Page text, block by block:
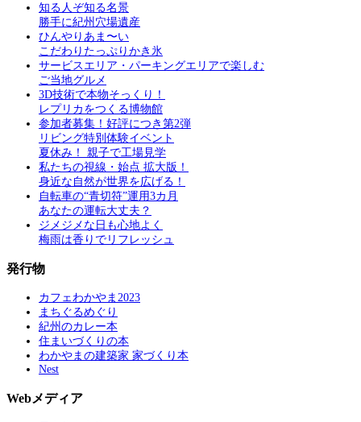
知る人ぞ知る名景
勝手に紀州穴場遺産
ひんやりあま〜い
こだわりたっぷりかき氷
サービスエリア・パーキングエリアで楽しむ
ご当地グルメ
3D技術で本物そっくり！
レプリカをつくる博物館
参加者募集！好評につき第2弾
リビング特別体験イベント
夏休み！ 親子で工場見学
私たちの視線・始点 拡大版！
身近な自然が世界を広げる！
自転車の“青切符”運用3カ月
あなたの運転大丈夫？
ジメジメな日も心地よく
梅雨は香りでリフレッシュ
発行物
カフェわかやま2023
まちぐるめぐり
紀州のカレー本
住まいづくりの本
わかやまの建築家 家づくり本
Nest
Webメディア